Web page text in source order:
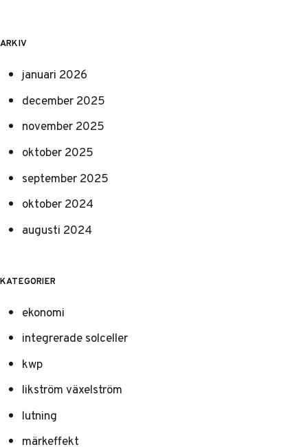
ARKIV
januari 2026
december 2025
november 2025
oktober 2025
september 2025
oktober 2024
augusti 2024
KATEGORIER
ekonomi
integrerade solceller
kwp
likström växelström
lutning
märkeffekt